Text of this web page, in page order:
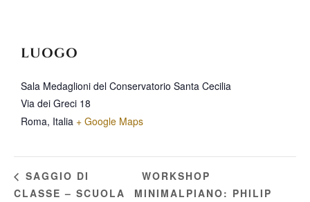
LUOGO
Sala Medaglioni del Conservatorio Santa Cecilia
Via dei Greci 18
Roma, Italia + Google Maps
SAGGIO DI
CLASSE – SCUOLA
WORKSHOP
MINIMALPIANO: PHILIP